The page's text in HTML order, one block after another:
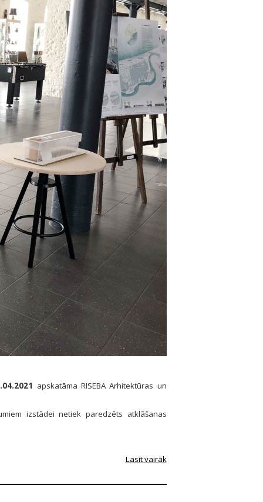
apskatāma RISEBA Arhitektūras un
izstādei netiek paredzēts atklāšanas
Lasīt vairāk